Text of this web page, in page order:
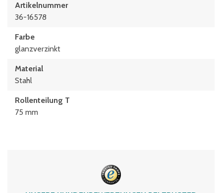
Artikelnummer
36-16578
Farbe
glanzverzinkt
Material
Stahl
Rollenteilung T
75 mm